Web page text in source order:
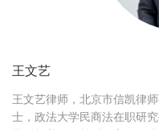
王文艺
王文艺律师，北京市信凯律
士，政法大学民商法在职研